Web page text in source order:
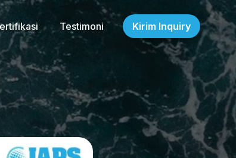
Testimoni Kirim Inquiry